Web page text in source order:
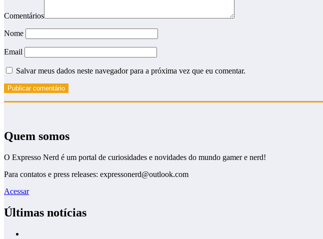
Comentários
Nome
Email
Salvar meus dados neste navegador para a próxima vez que eu comentar.
Quem somos
O Expresso Nerd é um portal de curiosidades e novidades do mundo gamer e nerd!
Para contatos e press releases: expressonerd@outlook.com
Acessar
Últimas notícias